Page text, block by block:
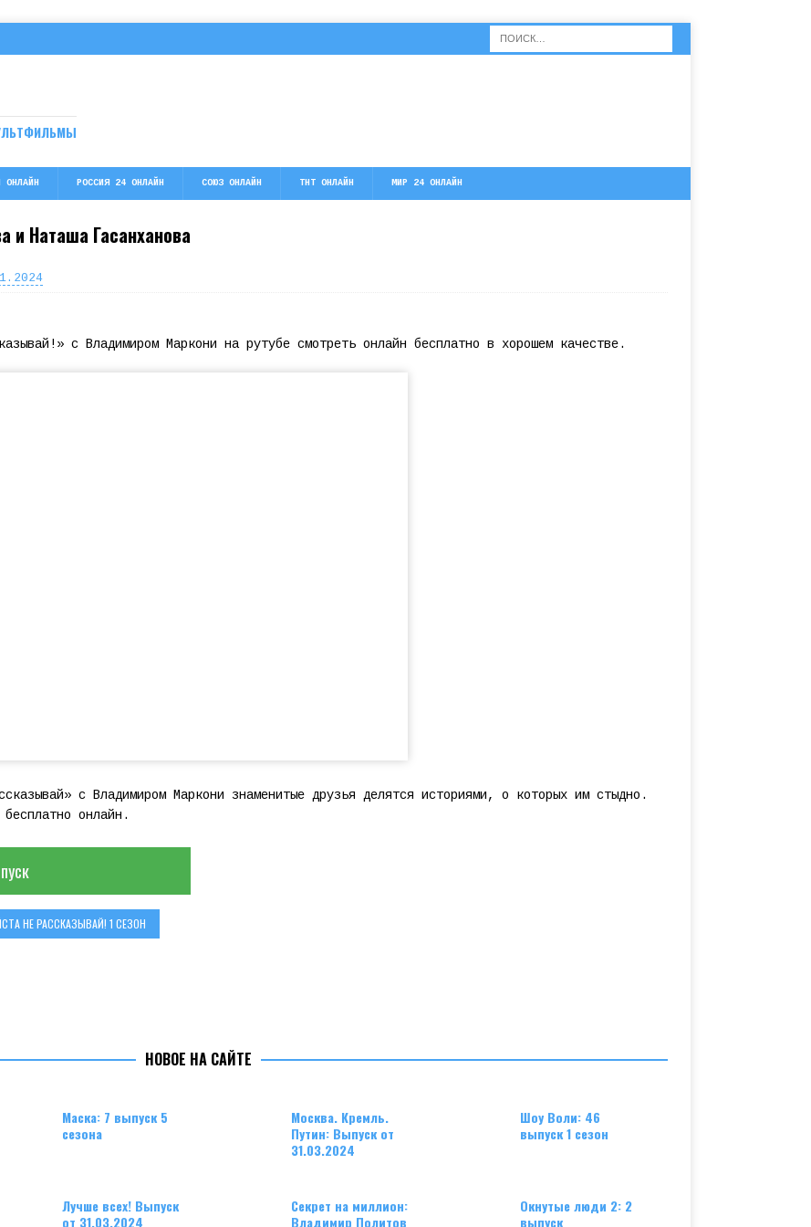
ОНЛАЙН РОССИЯ 24 ОНЛАЙН СОЮЗ ОНЛАЙН ТНТ ОНЛАЙН МИР 24 ОНЛАЙН
и Наташа Гасанханова
с Владимиром Маркони на рутубе смотреть онлайн бесплатно в хорошем качестве.
с Владимиром Маркони знаменитые друзья делятся историями, о которых им стыдно.
онлайн.
НЕ РАССКАЗЫВАЙ! 1 СЕЗОН
НОВОЕ НА САЙТЕ
Маска: 7 выпуск 5
сезона
Москва. Кремль.
Путин: Выпуск от
31.03.2024
Шоу Воли: 46
выпуск 1 сезон
Лучше всех! Выпуск
от 31.03.2024
Секрет на миллион:
Владимир Политов
Окнутые люди 2: 2
выпуск